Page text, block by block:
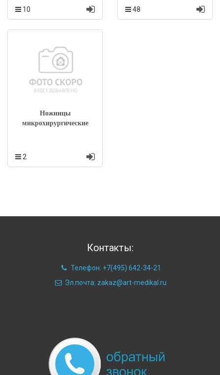
10 48
Ножницы
микрохирургические
2
Контакты:
Телефон: +7(495) 642-34-21
Эл.почта: zakaz@art-medikal.ru